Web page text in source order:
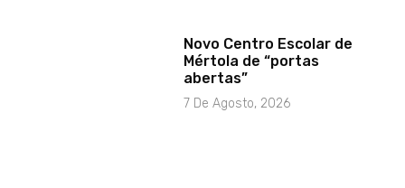
Novo Centro Escolar de
Mértola de “portas
abertas”
7 De Agosto, 2026